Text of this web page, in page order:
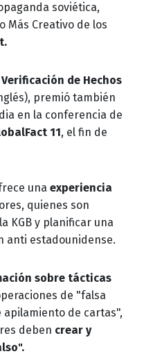
soviética,
Más Creativo de los
de Hechos
premió también
en la conferencia de
11, el fin de
una experiencia
quienes son
KGB y planificar una
anti estadounidense.
sobre tácticas
de "falsa
de cartas",
deben crear y